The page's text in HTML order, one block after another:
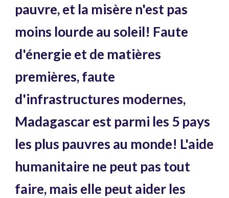
pauvre, et la misère n'est pas
moins lourde au soleil! Faute
d'énergie et de matières
premières, faute
d'infrastructures modernes,
Madagascar est parmi les 5 pays
les plus pauvres au monde! L'aide
humanitaire ne peut pas tout
faire, mais elle peut aider les